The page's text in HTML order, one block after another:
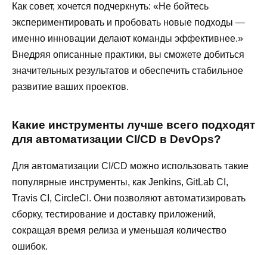
Как совет, хочется подчеркнуть: «Не бойтесь
экспериментировать и пробовать новые подходы —
именно инновации делают команды эффективнее.»
Внедряя описанные практики, вы сможете добиться
значительных результатов и обеспечить стабильное
развитие ваших проектов.
Какие инструменты лучше всего подходят
для автоматизации CI/CD в DevOps?
Для автоматизации CI/CD можно использовать такие
популярные инструменты, как Jenkins, GitLab CI,
Travis CI, CircleCI. Они позволяют автоматизировать
сборку, тестирование и доставку приложений,
сокращая время релиза и уменьшая количество
ошибок.